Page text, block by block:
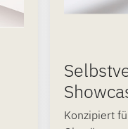
Konzipiert